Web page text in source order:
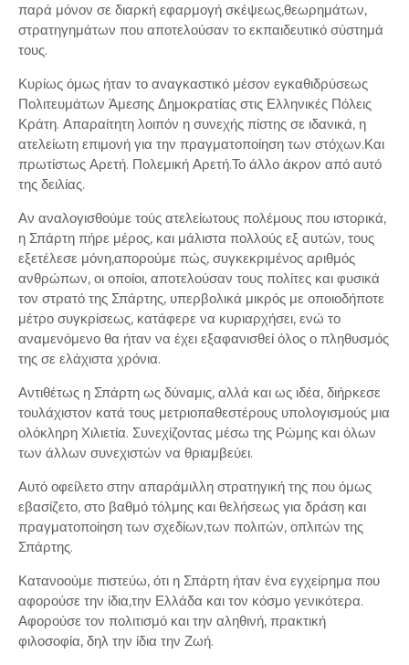
παρά μόνον σε διαρκή εφαρμογή σκέψεως,θεωρημάτων,
στρατηγημάτων που αποτελούσαν το εκπαιδευτικό σύστημά
τους.
Κυρίως όμως ήταν το αναγκαστικό μέσον εγκαθιδρύσεως
Πολιτευμάτων Άμεσης Δημοκρατίας στις Ελληνικές Πόλεις
Κράτη. Απαραίτητη λοιπόν η συνεχής πίστης σε ιδανικά, η
ατελείωτη επιμονή για την πραγματοποίηση των στόχων.Και
πρωτίστως Αρετή. Πολεμική Αρετή.Το άλλο άκρον από αυτό
της δειλίας.
Αν αναλογισθούμε τούς ατελείωτους πολέμους που ιστορικά,
η Σπάρτη πήρε μέρος, και μάλιστα πολλούς εξ αυτών, τους
εξετέλεσε μόνη,απορούμε πώς, συγκεκριμένος αριθμός
ανθρώπων, οι οποίοι, αποτελούσαν τους πολίτες και φυσικά
τον στρατό της Σπάρτης, υπερβολικά μικρός με οποιοδήποτε
μέτρο συγκρίσεως, κατάφερε να κυριαρχήσει, ενώ το
αναμενόμενο θα ήταν να έχει εξαφανισθεί όλος ο πληθυσμός
της σε ελάχιστα χρόνια.
Αντιθέτως η Σπάρτη ως δύναμις, αλλά και ως ιδέα, διήρκεσε
τουλάχιστον κατά τους μετριοπαθεστέρους υπολογισμούς μια
ολόκληρη Χιλιετία. Συνεχίζοντας μέσω της Ρώμης και όλων
των άλλων συνεχιστών να θριαμβεύει.
Αυτό οφείλετο στην απαράμιλλη στρατηγική της που όμως
εβασίζετο, στο βαθμό τόλμης και θελήσεως για δράση και
πραγματοποίηση των σχεδίων,των πολιτών, οπλιτών της
Σπάρτης.
Κατανοούμε πιστεύω, ότι η Σπάρτη ήταν ένα εγχείρημα που
αφορούσε την ίδια,την Ελλάδα και τον κόσμο γενικότερα.
Αφορούσε τον πολιτισμό και την αληθινή, πρακτική
φιλοσοφία, δηλ την ίδια την Ζωή.